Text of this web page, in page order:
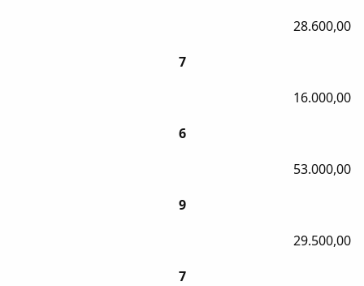
28.600,00
7
16.000,00
6
53.000,00
9
29.500,00
7